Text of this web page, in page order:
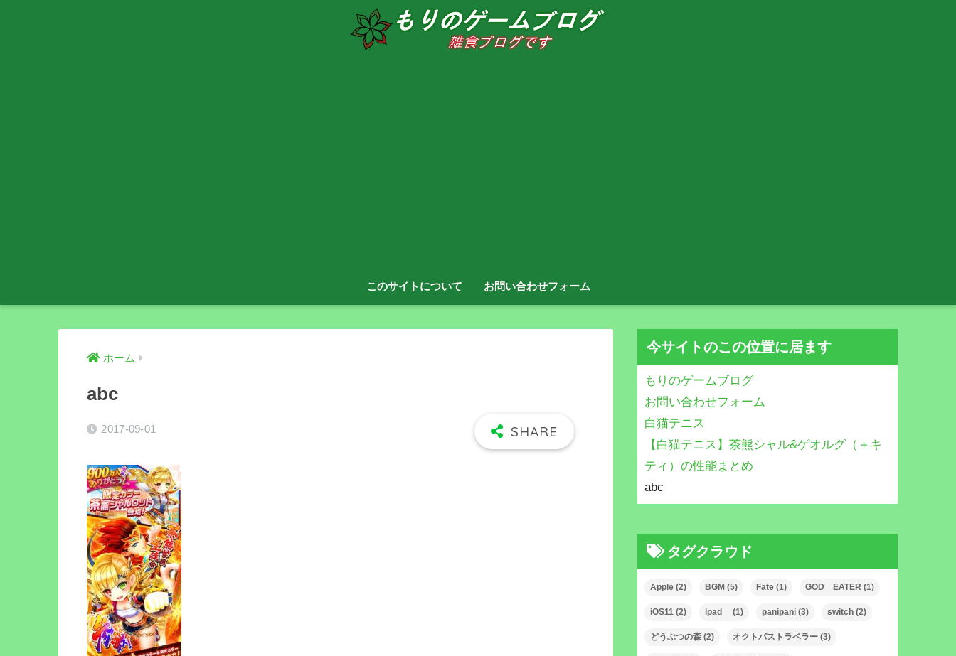
このサイトについて お問い合わせフォーム
ホーム
abc
2017-09-01
今サイトのこの位置に居ます
もりのゲームブログ
お問い合わせフォーム
白猫テニス
【白猫テニス】茶熊シャル&ゲオルグ（＋キ
ティ）の性能まとめ
abc
タグクラウド
Apple (2) BGM (5) Fate (1) GOD EATER (1)
iOS11 (2) ipad (1) panipani (3) switch (2)
どうぶつの森 (2) オクトパストラベラー (3)